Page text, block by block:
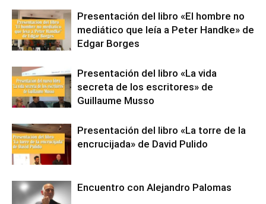
Presentación del libro «El hombre no
mediático que leía a Peter Handke» de
Edgar Borges
Presentación del libro «La vida
secreta de los escritores» de
Guillaume Musso
Presentación del libro «La torre de la
encrucijada» de David Pulido
Encuentro con Alejandro Palomas